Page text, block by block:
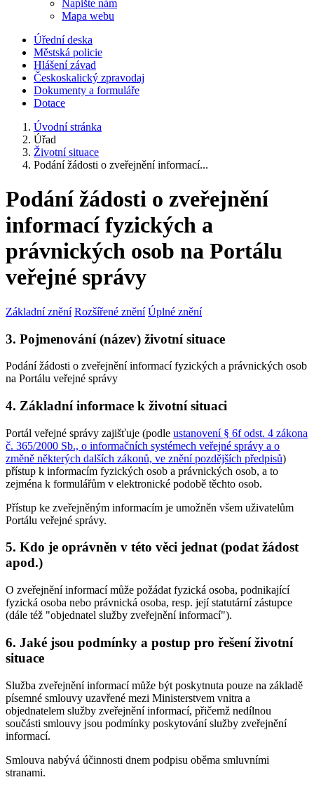
Napište nám
Mapa webu
Úřední deska
Městská policie
Hlášení závad
Českoskalický zpravodaj
Dokumenty a formuláře
Dotace
Úvodní stránka
Úřad
Životní situace
Podání žádosti o zveřejnění informací...
Podání žádosti o zveřejnění
informací fyzických a
právnických osob na Portálu
veřejné správy
Základní znění Rozšířené znění Úplné znění
3. Pojmenování (název) životní situace
Podání žádosti o zveřejnění informací fyzických a právnických osob
na Portálu veřejné správy
4. Základní informace k životní situaci
Portál veřejné správy zajišťuje (podle ustanovení § 6f odst. 4 zákona
č. 365/2000 Sb., o informačních systémech veřejné správy a o
změně některých dalších zákonů, ve znění pozdějších předpisů)
přístup k informacím fyzických osob a právnických osob, a to
zejména k formulářům v elektronické podobě těchto osob.
Přístup ke zveřejněným informacím je umožněn všem uživatelům
Portálu veřejné správy.
5. Kdo je oprávněn v této věci jednat (podat žádost
apod.)
O zveřejnění informací může požádat fyzická osoba, podnikající
fyzická osoba nebo právnická osoba, resp. její statutární zástupce
(dále též "objednatel služby zveřejnění informací").
6. Jaké jsou podmínky a postup pro řešení životní
situace
Služba zveřejnění informací může být poskytnuta pouze na základě
písemné smlouvy uzavřené mezi Ministerstvem vnitra a
objednatelem služby zveřejnění informací, přičemž nedílnou
součásti smlouvy jsou podmínky poskytování služby zveřejnění
informací.
Smlouva nabývá účinnosti dnem podpisu oběma smluvními
stranami.